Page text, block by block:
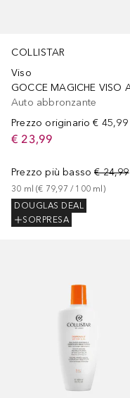
COLLISTAR
Viso
Auto abbronzante
Prezzo originario € 45,99
€ 23,99
Prezzo più basso € 24,99
30 ml (€ 79,97 / 100 ml )
DOUGLAS DEAL
SORPRESA